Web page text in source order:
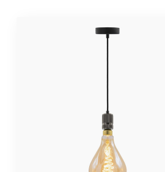
Lampvoet (fitting)